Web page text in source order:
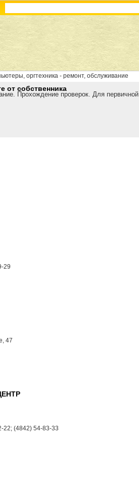
оргтехника - ремонт, обслуживание
от собственника
Прохождение проверок. Для первичной
29
47
22; (4842) 54-83-33